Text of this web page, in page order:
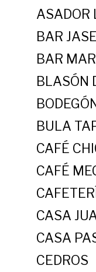
ASADOR
BAR
BAR
BLASÓN
BULA
CAFÉ
CAFÉ
CASA
CASA
CEDROS